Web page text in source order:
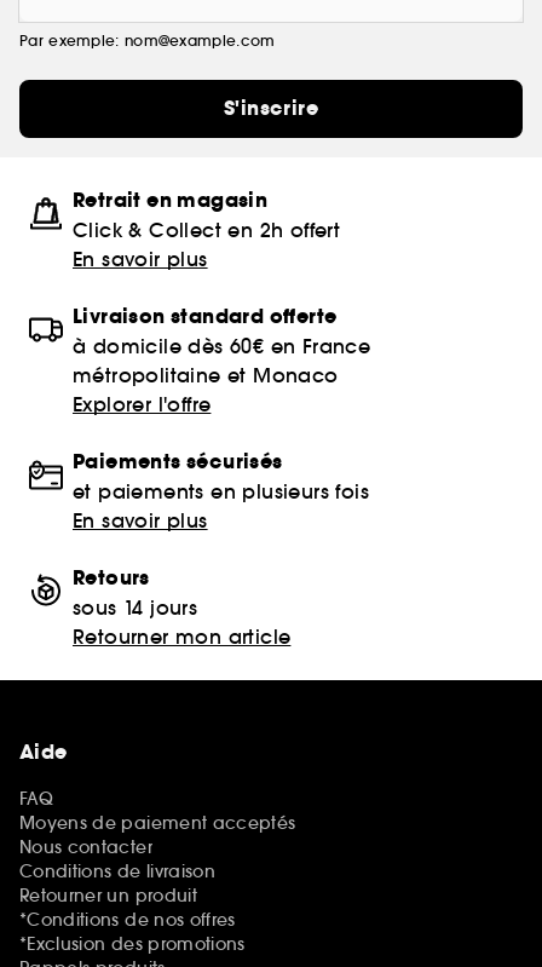
Par exemple: nom@example.com
S'inscrire
Retrait en magasin
Click & Collect en 2h offert
En savoir plus
Livraison standard offerte
à domicile dès 60€ en France
métropolitaine et Monaco
Explorer l'offre
Paiements sécurisés
et paiements en plusieurs fois
En savoir plus
Retours
sous 14 jours
Retourner mon article
Aide
FAQ
Moyens de paiement acceptés
Nous contacter
Conditions de livraison
Retourner un produit
*Conditions de nos offres
*Exclusion des promotions